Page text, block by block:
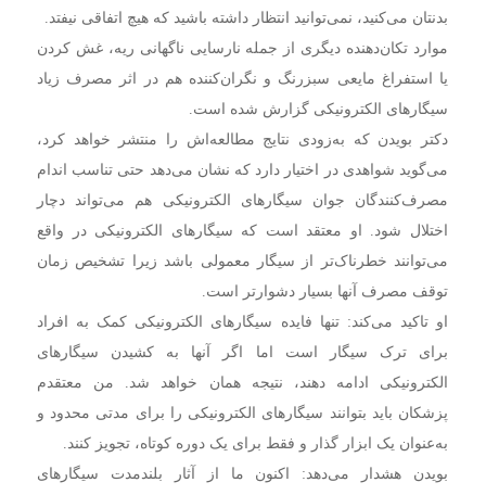
بدنتان می‌کنید، نمی‌توانید انتظار داشته باشید که هیچ اتفاقی نیفتد.
موارد تکان‌دهنده دیگری از جمله نارسایی ناگهانی ریه، غش کردن
یا استفراغ مایعی سبزرنگ و نگران‌کننده هم در اثر مصرف زیاد
سیگارهای الکترونیکی گزارش شده است.
دکتر بویدن که به‌زودی نتایج مطالعه‌اش را منتشر خواهد کرد،
می‌گوید شواهدی در اختیار دارد که نشان می‌دهد حتی تناسب اندام
مصرف‌کنندگان جوان سیگارهای الکترونیکی هم می‌تواند دچار
اختلال شود. او معتقد است که سیگارهای الکترونیکی در واقع
می‌توانند خطرناک‌تر از سیگار معمولی باشد زیرا تشخیص زمان
توقف مصرف آنها بسیار دشوارتر است.
او تاکید می‌کند: تنها فایده سیگارهای الکترونیکی کمک به افراد
برای ترک سیگار است اما اگر آنها به کشیدن سیگارهای
الکترونیکی ادامه دهند، نتیجه همان خواهد شد. من معتقدم
پزشکان باید بتوانند سیگارهای الکترونیکی را برای مدتی محدود و
به‌عنوان یک ابزار گذار و فقط برای یک دوره کوتاه، تجویز کنند.
بویدن هشدار می‌دهد: اکنون ما از آثار بلندمدت سیگارهای